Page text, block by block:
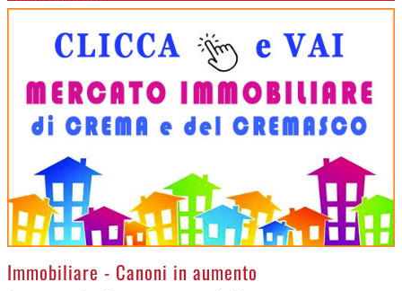
>Immobiliare - Canoni in aumento